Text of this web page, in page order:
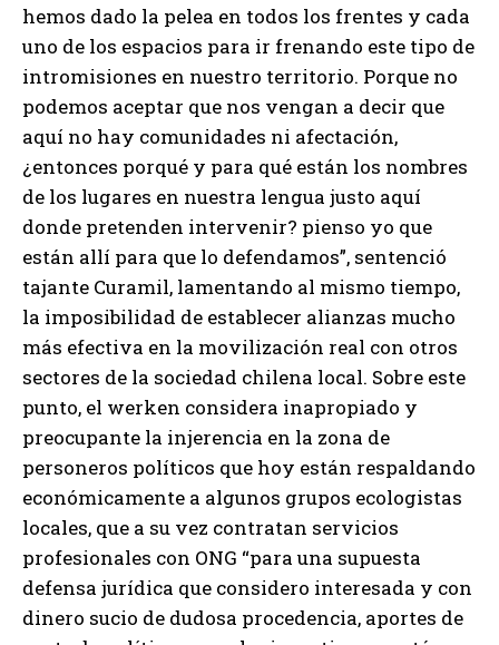
hemos dado la pelea en todos los frentes y cada
uno de los espacios para ir frenando este tipo de
intromisiones en nuestro territorio. Porque no
podemos aceptar que nos vengan a decir que
aquí no hay comunidades ni afectación,
¿entonces porqué y para qué están los nombres
de los lugares en nuestra lengua justo aquí
donde pretenden intervenir? pienso yo que
están allí para que lo defendamos”, sentenció
tajante Curamil, lamentando al mismo tiempo,
la imposibilidad de establecer alianzas mucho
más efectiva en la movilización real con otros
sectores de la sociedad chilena local. Sobre este
punto, el werken considera inapropiado y
preocupante la injerencia en la zona de
personeros políticos que hoy están respaldando
económicamente a algunos grupos ecologistas
locales, que a su vez contratan servicios
profesionales con ONG “para una supuesta
defensa jurídica que considero interesada y con
dinero sucio de dudosa procedencia, aportes de